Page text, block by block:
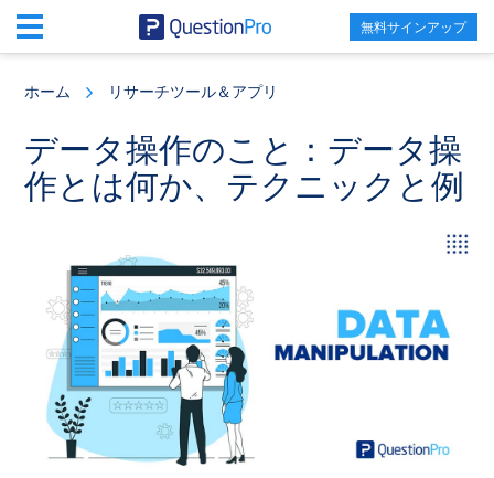
content
sidebar
無料サインアップ
ホーム リサーチツール＆アプリ
データ操作のこと：データ操
作とは何か、テクニックと例